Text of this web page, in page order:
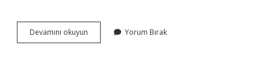
Devamını okuyun Libidosu
Yüksek
Yorum Bırak